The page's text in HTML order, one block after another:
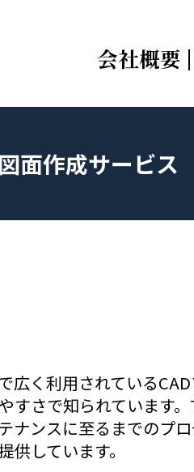
会社概要
面作成サービス
広く利用されている
すさで知られています
ナンスに至るまでのプ
しています。